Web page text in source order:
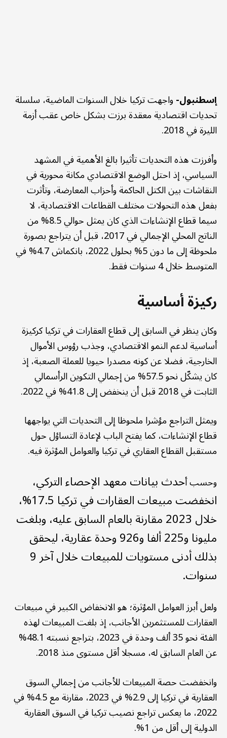
إسطنبول-واجهت تركيا خلال السنوات الماضية، سلسلة
تحديات اقتصادية معقدة برزت بشكل خاص عقب أزمة
الليرة في 2018.
وأفرزت هذه التحديات تأثيرا بالغ الأهمية في المشهد
السياسي، إذ احتل الوضع الاقتصادي مكانة محورية في
النقاشات بين الكتل الحاكمة وأحزاب المعارضة، وتأثرت
بفعل هذه التحولات مختلف القطاعات الاقتصادية، لا
سيما قطاع الإنشاءات الذي كان يمثل حوالي 8.5% من
الناتج المحلي الإجمالي في 2017، قبل أن يتراجع بصورة
ملحوظة إلى ما دون 5% بحلول 2022، بانكماش 4.7% في
المتوسط خلال 4 سنوات فقط.
ركيزة أساسية
وكان ينظر في السابق إلى قطاع العقارات في تركيا كركيزة
أساسية لدعم النمو الاقتصادي، وجذب رؤوس الأموال
الخارجية، فضلا عن كونه مصدرا حيويا للعملة الصعبة، إذ
كان يشكّل نحو 57.5% من إجمالي التكوين الرأسمالي
الثابت في 2018 قبل أن ينخفض إلى 41.8% في 2022.
ويمثل التراجع مؤشرا ملحوظا إلى التحديات التي يواجهها
قطاع الإنشاءات، كما يفتح الباب لإعادة التساؤل حول
مستقبل القطاع العقاري في تركيا والعوامل المؤثرة فيه.
وحسب أحدث بيانات معهد الإحصاء التركي،
انخفضت مبيعات العقارات في تركيا 17.5%،
خلال 2023 مقارنة بالعام السابق عليه، وبلغت
مليونا و225 ألفا و926 وحدة عقارية، ليحقق
بذلك أدنى مستويات للمبيعات خلال آخر 9
سنوات.
ولعل أبرز العوامل المؤثرة؛ هو الانخفاض الكبير في مبيعات
العقارات للمستثمرين الأجانب، إذ بلغت المبيعات لهذه
الفئة نحو 35 ألف وحدة في 2023، بتراجع نسبته 48.1%
عن العام السابق له، مسجلا أقل مستوى منذ 2018.
وانخفضت حصة المبيعات للأجانب من إجمالي السوق
العقارية في تركيا إلى 2.9% في 2023، مقارنة مع 4.5% في
2022، ما يعكس تراجع نصيب تركيا في السوق العقارية
الدولية إلى أقل من 1%.